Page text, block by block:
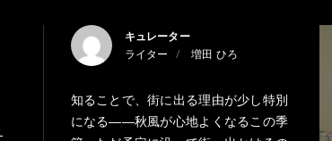
キュレーター
ライター
増田 ひろ
知ることで、街に出る理由が少し特別
になる――秋風が心地よくなるこの季